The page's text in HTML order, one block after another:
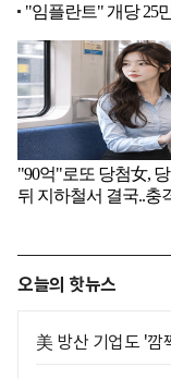
오늘의 핫뉴스
美 방산 기업도 '